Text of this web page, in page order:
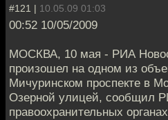
#121 | 10.05.09 01:03
00:52 10/05/2009
МОСКВА, 10 мая - РИА
произошел на одном из
Мичуринском проспекте в
Озерной улицей, сообщил
правоохранительных